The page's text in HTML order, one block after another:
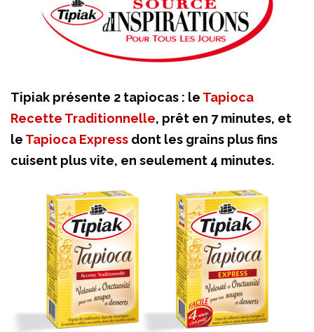
Tipiak présente 2 tapiocas : le Tapioca
Recette Traditionnelle, prêt en 7 minutes, et
le Tapioca Express dont les grains plus fins
cuisent plus vite, en seulement 4 minutes.